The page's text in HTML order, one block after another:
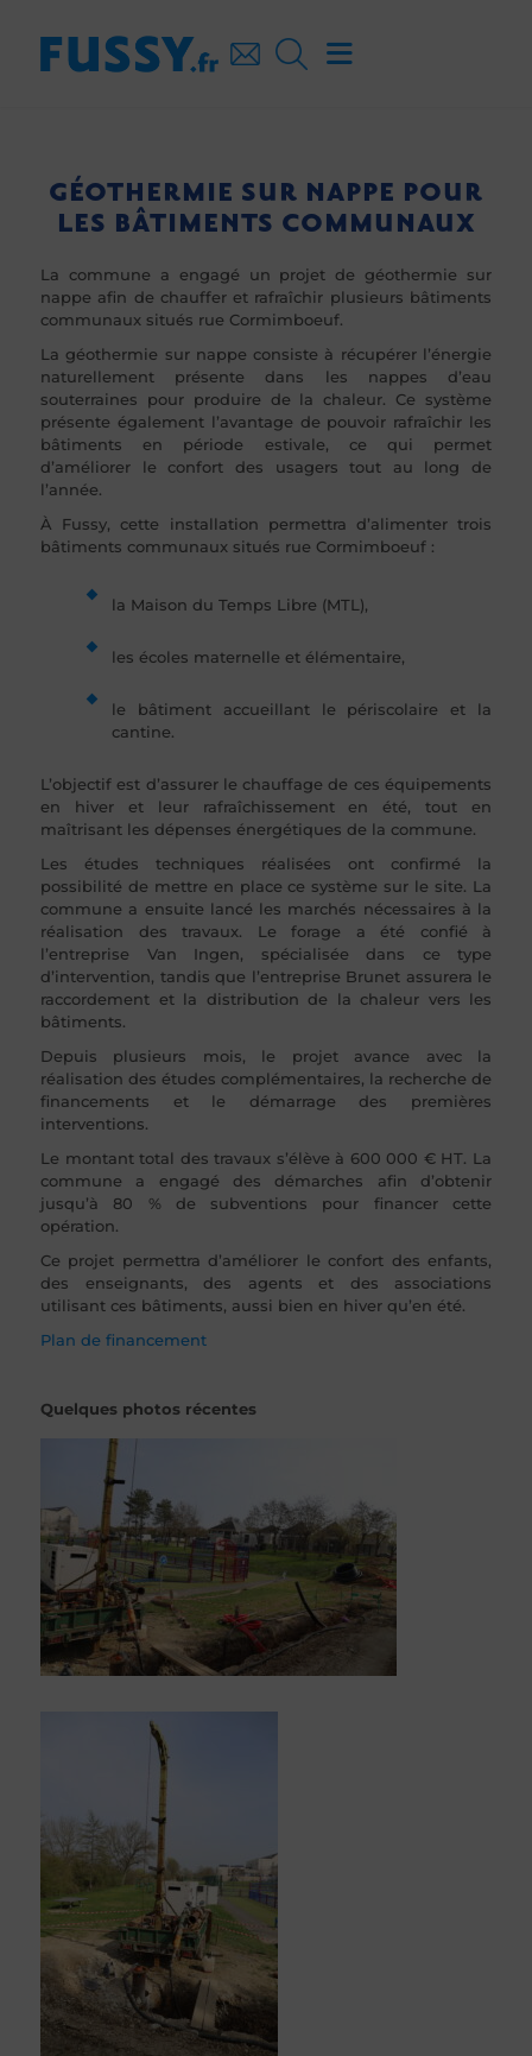
GÉOTHERMIE SUR NAPPE POUR
LES BÂTIMENTS COMMUNAUX
La commune a engagé un projet de géothermie sur
nappe afin de chauffer et rafraîchir plusieurs bâtiments
communaux situés rue Cormimboeuf.
La géothermie sur nappe consiste à récupérer l’énergie
naturellement présente dans les nappes d’eau
souterraines pour produire de la chaleur. Ce système
présente également l’avantage de pouvoir rafraîchir les
bâtiments en période estivale, ce qui permet
d’améliorer le confort des usagers tout au long de
l’année.
À Fussy, cette installation permettra d’alimenter trois
bâtiments communaux situés rue Cormimboeuf :
la Maison du Temps Libre (MTL),
les écoles maternelle et élémentaire,
le bâtiment accueillant le périscolaire et la
cantine.
L’objectif est d’assurer le chauffage de ces équipements
en hiver et leur rafraîchissement en été, tout en
maîtrisant les dépenses énergétiques de la commune.
Les études techniques réalisées ont confirmé la
possibilité de mettre en place ce système sur le site. La
commune a ensuite lancé les marchés nécessaires à la
réalisation des travaux. Le forage a été confié à
l’entreprise Van Ingen, spécialisée dans ce type
d’intervention, tandis que l’entreprise Brunet assurera le
raccordement et la distribution de la chaleur vers les
bâtiments.
Depuis plusieurs mois, le projet avance avec la
réalisation des études complémentaires, la recherche de
financements et le démarrage des premières
interventions.
Le montant total des travaux s’élève à 600 000 € HT. La
commune a engagé des démarches afin d’obtenir
jusqu’à 80 % de subventions pour financer cette
opération.
Ce projet permettra d’améliorer le confort des enfants,
des enseignants, des agents et des associations
utilisant ces bâtiments, aussi bien en hiver qu’en été.
Plan de financement
Quelques photos récentes